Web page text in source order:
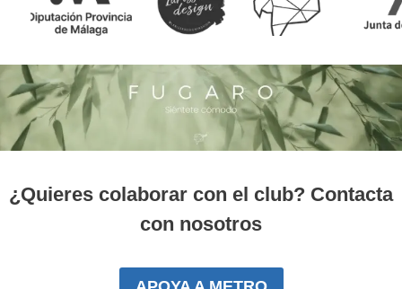
¿Quieres colaborar con el club? Contacta
con nosotros